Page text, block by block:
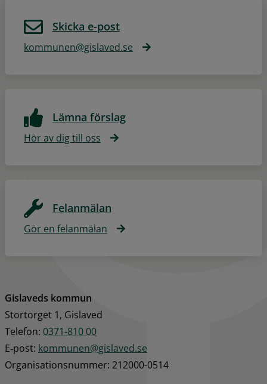
Skicka e-post
kommunen@gislaved.se
Lämna förslag
Hör av dig till oss
Felanmälan
Gör en felanmälan
Gislaveds kommun
Stortorget 1, Gislaved
Telefon: 0371-810 00
E‑post: kommunen@gislaved.se
Organisationsnummer: 212000-0514